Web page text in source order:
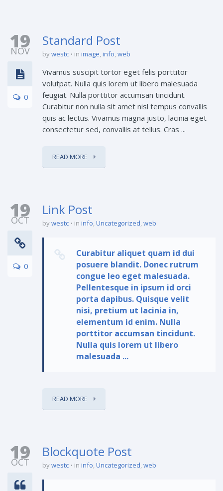
19
NOV
0
Standard Post
bywestc in image,info,web
Vivamus suscipit tortor eget felis porttitor
volutpat. Nulla quis lorem ut libero malesuada
feugiat. Nulla porttitor accumsan tincidunt.
Curabitur non nulla sit amet nisl tempus convallis
quis ac lectus. Vivamus magna justo, lacinia eget
consectetur sed, convallis at tellus. Cras ...
READ MORE
19
OCT
0
Link Post
bywestc in info,Uncategorized,web
Curabitur aliquet quam id dui
posuere blandit. Donec rutrum
congue leo eget malesuada.
Pellentesque in ipsum id orci
porta dapibus. Quisque velit
nisi, pretium ut lacinia in,
elementum id enim. Nulla
porttitor accumsan tincidunt.
Nulla quis lorem ut libero
malesuada ...
READ MORE
19
OCT
Blockquote Post
bywestc in info,Uncategorized,web